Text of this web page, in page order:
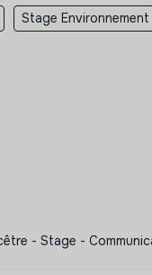
Stage Environnement
- Stage -